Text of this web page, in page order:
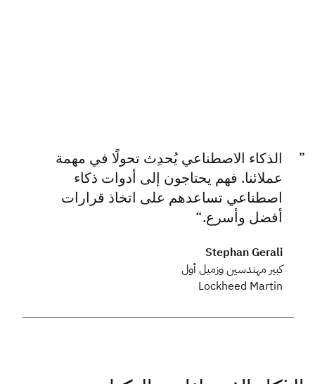
الذكاء الاصطناعي يُحدِث تحولًا في مهمة
عملائنا. فهم يحتاجون إلى أدوات ذكاء
اصطناعي تساعدهم على اتخاذ قرارات
أفضل وأسرع.
Stephan Gerali
كبير مهندسين وزميل أول
Lockheed Martin